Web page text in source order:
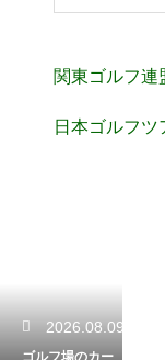
関東ゴルフ連
日本ゴルフツ
2026.08.09
ゴルフ場のカー